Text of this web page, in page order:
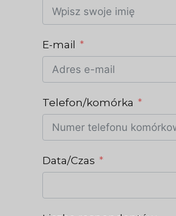
E-mail
Telefon/komórka
Data/Czas